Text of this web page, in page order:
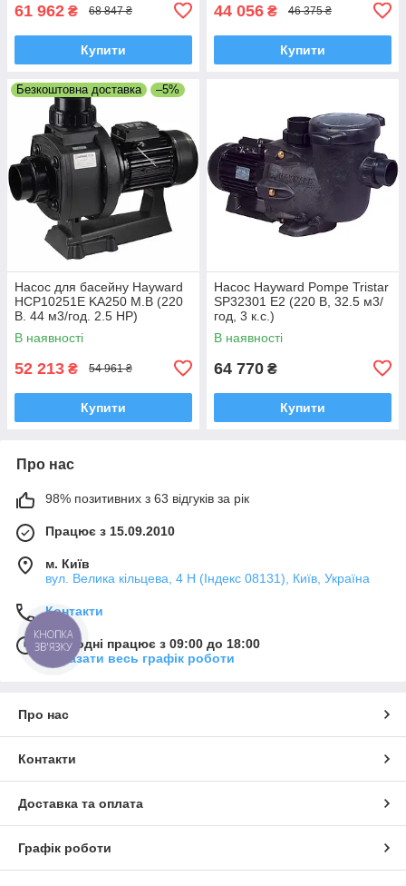
61 962 ₴ 68 847 ₴
Купити
44 056 ₴ 46 375 ₴
Купити
Безкоштовна доставка –5%
Насос для басейну Hayward
HCP10251E KA250 M.B (220
В. 44 м3/год. 2.5 HP)
В наявності
52 213 ₴ 54 961 ₴
Купити
Насос Hayward Pompe Tristar
SP32301 E2 (220 В, 32.5 м3/
год, 3 к.с.)
В наявності
64 770 ₴
Купити
Про нас
98% позитивних з 63 відгуків за рік
Працює з 15.09.2010
м. Київ
вул. Велика кільцева, 4 Н (Індекс 08131), Київ, Україна
Контакти
Сьогодні працює з 09:00 до 18:00
Показати весь графік роботи
Про нас
Контакти
Доставка та оплата
Графік роботи
КНОПКА
ЗВ'ЯЗКУ